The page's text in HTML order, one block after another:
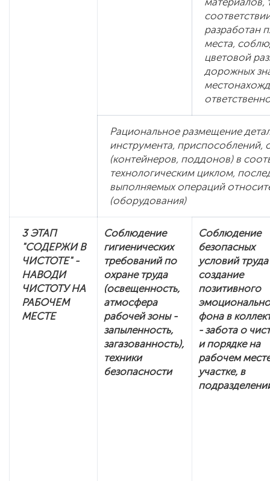
разработан
места,
цветовой
дорожных
Рациональное размещение
инструмента, приспособлений,
(контейнеров, поддонов) в
технологическим циклом,
выполняемых операций
(оборудования)
3 ЭТАП
"СОДЕРЖИ В
ЧИСТОТЕ" -
НАВОДИ
ЧИСТОТУ НА
РАБОЧЕМ
МЕСТЕ
Соблюдение
гигиенических
требований по
охране труда
(освещенность,
атмосфера
рабочей зоны -
запыленность,
загазованность),
техники
безопасности
Соблюдение
безопасных
условий
создание
позитивного
фона в
- забота о
и порядке на
рабочем
участке, в